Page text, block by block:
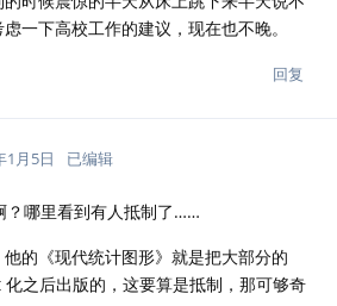
一下高校工作的建议，现在也不晚。
回复
1月5日 已编辑
？哪里看到有人抵制了……
的《现代统计图形》就是把大部分的
之后出版的，这要算是抵制，那可够奇